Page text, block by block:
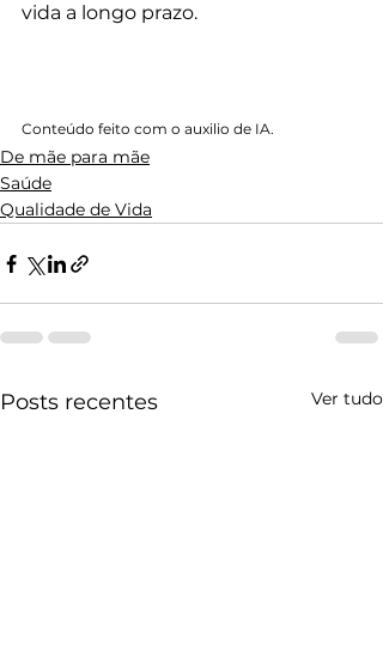
vida a longo prazo.
Conteúdo feito com o auxilio de IA.
De mãe para mãe
Saúde
Qualidade de Vida
Posts recentes Ver tudo